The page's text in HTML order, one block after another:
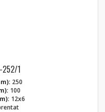
252/1
250
100
12x6